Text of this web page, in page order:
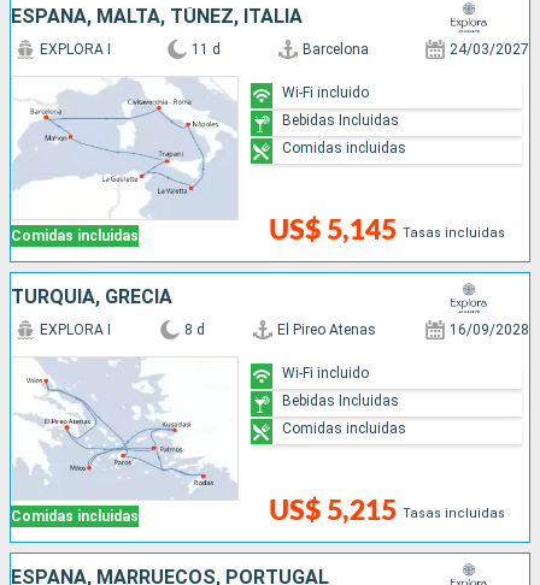
ESPAÑA, MALTA, TÚNEZ, ITALIA
Comidas incluidas
EXPLORA I 11 d Barcelona 24/03/2027
US$ 5,145 Tasas incluidas
Wi-Fi incluido
Bebidas Incluidas
Comidas incluidas
TURQUÍA, GRECIA
Comidas incluidas
EXPLORA I 8 d El Pireo Atenas 16/09/2028
US$ 5,215 Tasas incluidas
Wi-Fi incluido
Bebidas Incluidas
Comidas incluidas
ESPAÑA, MARRUECOS, PORTUGAL